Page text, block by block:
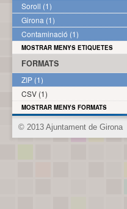
Soroll (1)
Girona (1)
Contaminació (1)
MOSTRAR MENYS ETIQUETES
FORMATS
ZIP (1)
CSV (1)
MOSTRAR MENYS FORMATS
© 2013 Ajuntament de Girona